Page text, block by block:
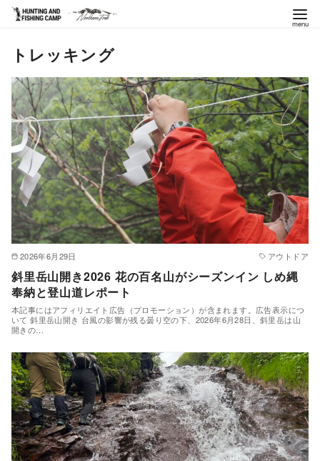
トレッキング
2026年6月29日 アウトドア
斜里岳山開き2026 花の百名山がシーズンイン しめ縄
奉納と登山道レポート
本記事にはアフィリエイト広告（プロモーション）が含まれます。広告表示につ
いて 斜里岳山開き 台風の影響が残る曇り空の下、2026年6月28日、斜里岳は山
開きの…